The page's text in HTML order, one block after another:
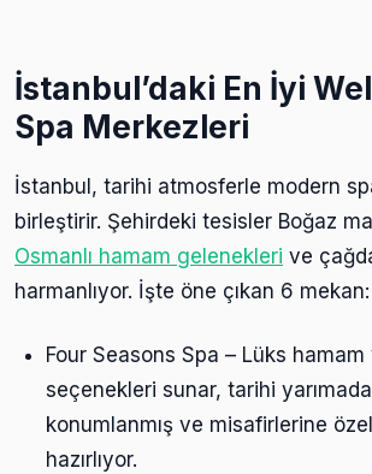
İstanbul’daki En İyi
Spa Merkezleri
İstanbul, tarihi atmosferle modern
birleştirir. Şehirdeki tesisler Boğaz
Osmanlı hamam gelenekleri ve
harmanlıyor. İşte öne çıkan 6 mekan:
Four Seasons Spa – Lüks
seçenekleri sunar, tarihi
konumlanmış ve misafirlerine
hazırlıyor.